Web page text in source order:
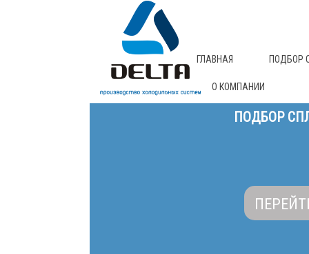
ГЛАВНАЯ ПОДБОР
О КОМПАНИИ
ПОДБОР